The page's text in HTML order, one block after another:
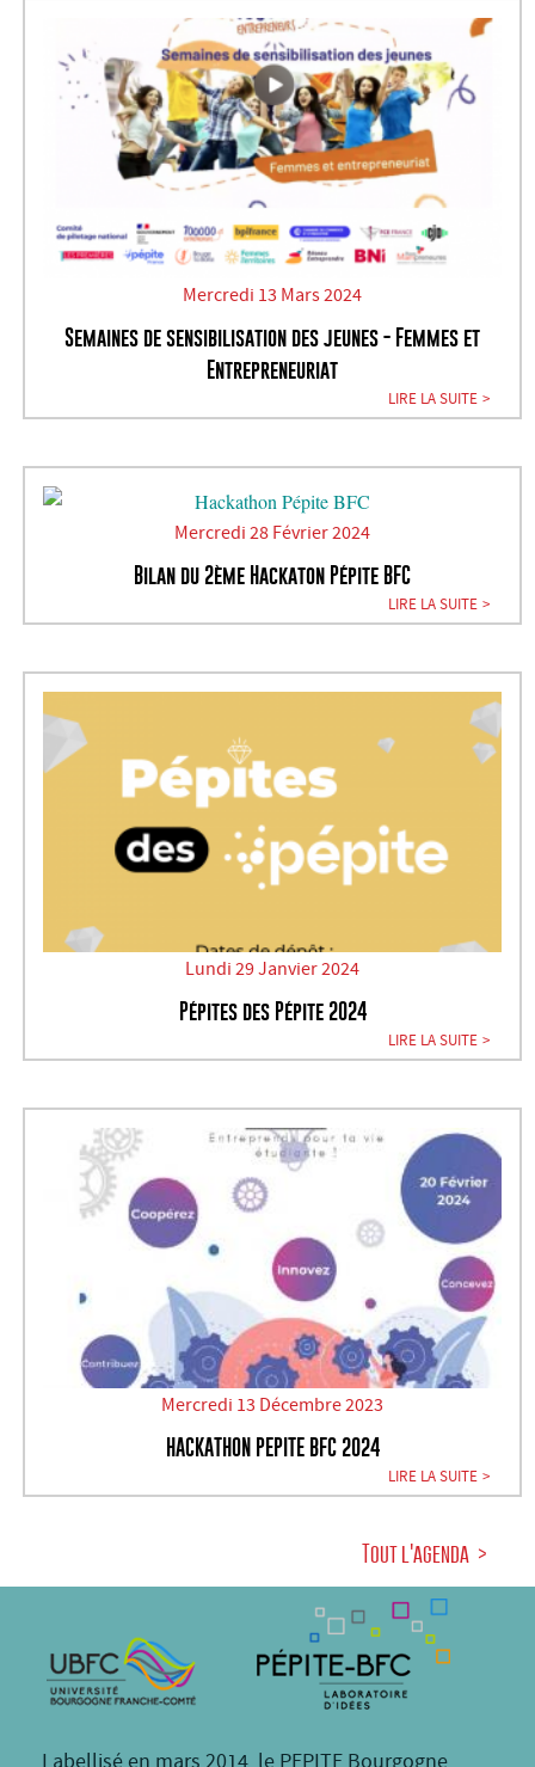
Mercredi 13 Mars 2024
Semaines de sensibilisation des jeunes - Femmes et
Entrepreneuriat
LIRE LA SUITE
Mercredi 28 Février 2024
Bilan du 2ème Hackaton Pépite BFC
LIRE LA SUITE
Lundi 29 Janvier 2024
Pépites des Pépite 2024
LIRE LA SUITE
Mercredi 13 Décembre 2023
HACKATHON PEPITE BFC 2024
LIRE LA SUITE
Tout l'agenda
Labellisé en mars 2014, le PEPITE Bourgogne